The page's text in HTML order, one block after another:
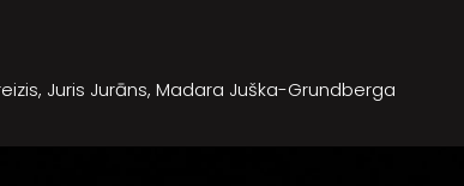
Juris Jurāns, Madara Juška-Grundberga